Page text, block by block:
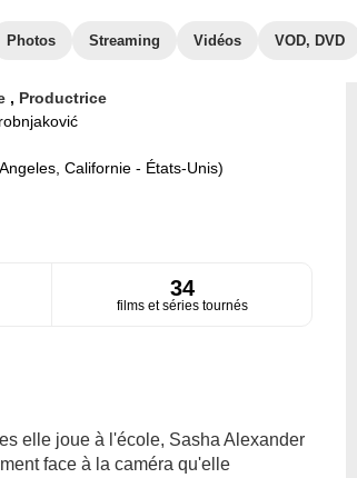
Photos Streaming Vidéos VOD, DVD
, Productrice
Californie - États-Unis)
34
films et séries tournés
elle joue à l'école, Sasha Alexander
face à la caméra qu'elle